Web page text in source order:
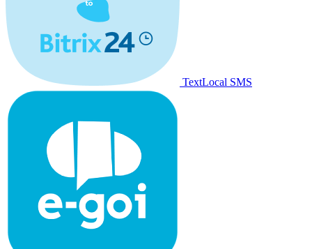
TextLocal SMS